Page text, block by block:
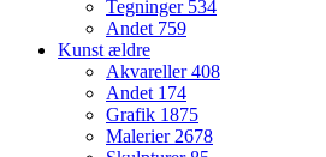
Tegninger 534
Andet 759
Kunst ældre
Akvareller408
Andet 174
Grafik 1875
Malerier 2678